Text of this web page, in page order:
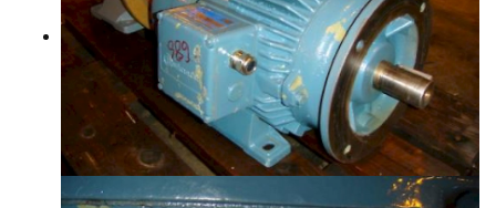
YHTEYSTIEDOT